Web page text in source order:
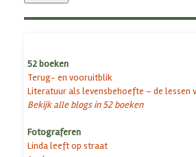
52 boeken
Terug- en vooruitblik
Literatuur als levensbehoefte – de lessen
Bekijk alle blogs in 52 boeken
Fotograferen
Linda leeft op straat